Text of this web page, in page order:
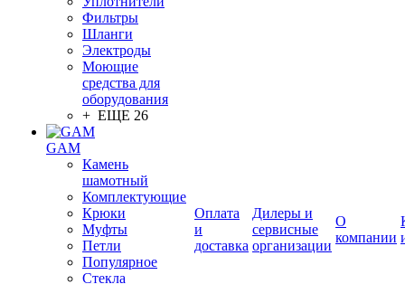
Фильтры
Шланги
Электроды
Моющие
средства для
оборудования
+ ЕЩЕ 26
GAM
Камень
шамотный
Комплектующие
Крюки
Муфты
Петли
Популярное
Стекла
Оплата
и
доставка
Дилеры и
сервисные
организации
О
компании